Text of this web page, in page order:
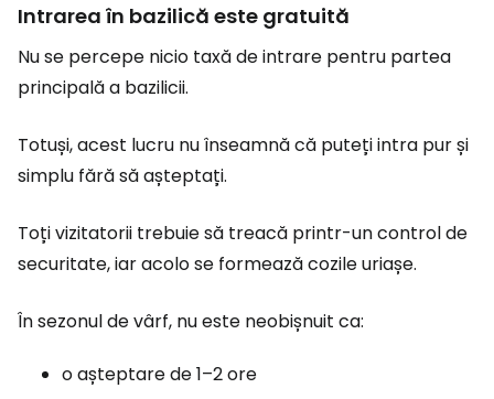
Intrarea în bazilică este gratuită
Nu se percepe nicio taxă de intrare pentru partea
principală a bazilicii.
Totuși, acest lucru nu înseamnă că puteți intra pur și
simplu fără să așteptați.
Toți vizitatorii trebuie să treacă printr-un control de
securitate, iar acolo se formează cozile uriașe.
În sezonul de vârf, nu este neobișnuit ca:
o așteptare de 1–2 ore